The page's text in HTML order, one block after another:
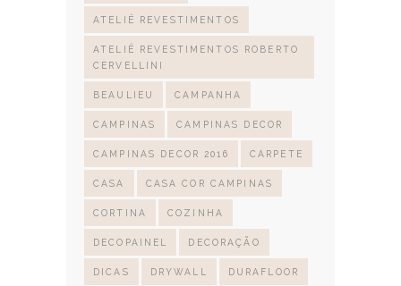
ATELIÊ REVESTIMENTOS
ATELIÊ REVESTIMENTOS ROBERTO
CERVELLINI
BEAULIEU CAMPANHA
CAMPINAS CAMPINAS DECOR
CAMPINAS DECOR 2016 CARPETE
CASA CASA COR CAMPINAS
CORTINA COZINHA
DECOPAINEL DECORAÇÃO
DICAS DRYWALL DURAFLOOR